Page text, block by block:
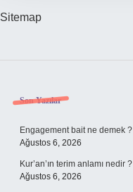
Sitemap
Sidebar
Son Yazılar
Engagement bait ne demek ?
Ağustos 6, 2026
Kur’an’ın terim anlamı nedir ?
Ağustos 6, 2026